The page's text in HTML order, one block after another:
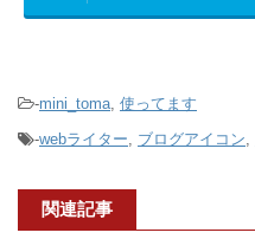
-mini_toma 使ってます
-webライター ブログアイコン
関連記事